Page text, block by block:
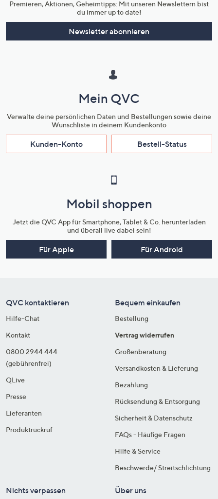
für QVC zusammengestellten Sets gibt es nirgendwo sonst!
Premieren, Aktionen, Geheimtipps: Mit unseren Newslettern bist
du immer up to date!
Newsletter abonnieren
Mein QVC
Verwalte deine persönlichen Daten und Bestellungen sowie deine
Wunschliste in deinem Kundenkonto
Kunden-Konto Bestell-Status
Mobil shoppen
Jetzt die QVC App für Smartphone, Tablet & Co. herunterladen
und überall live dabei sein!
Für Apple Für Android
QVC kontaktieren
Hilfe-Chat
Kontakt
0800 2944 444
(gebührenfrei)
QLive
Presse
Lieferanten
Produktrückruf
Bequem einkaufen
Bestellung
Vertrag widerrufen
Größenberatung
Versandkosten & Lieferung
Bezahlung
Rücksendung & Entsorgung
Sicherheit & Datenschutz
FAQs - Häufige Fragen
Hilfe & Service
Beschwerde/ Streitschlichtung
Nichts verpassen Über uns